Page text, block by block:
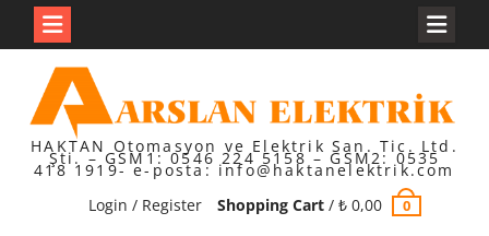
content
HAKTAN Otomasyon ve Elektrik San. Tic. Ltd.
Şti. – GSM1: 0546 224 5158 – GSM2: 0535
418 1919- e-posta: info@haktanelektrik.com
Login / Register
Shopping Cart/ ₺0,00 0